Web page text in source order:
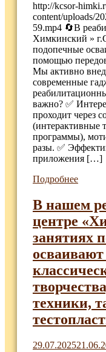
http://kcsor-
content/uploads/
59.mp4 🔄В
Химкинский »
подопечные
помощью
Мы активно
современные
важно? ✅
проходит через
(интерактивные
программы),
разы. ✅
приложения […]
Подробнее
В нашем
центре
занятиях
техники,
29.07.2025